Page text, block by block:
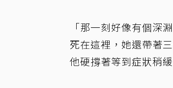
「那一刻好像有個深
死在這裡，她還帶著
他硬撐著等到症狀稍